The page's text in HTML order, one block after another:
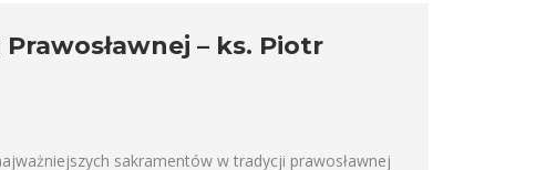
– ks. Piotr
sakramentów w tradycji prawosławnej